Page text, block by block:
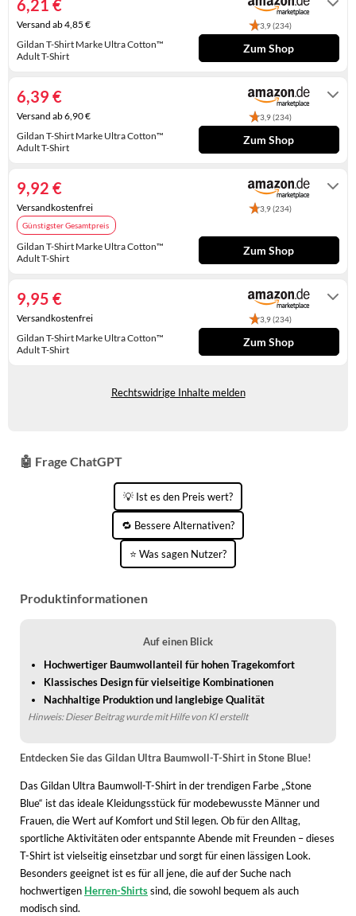
KINDERSCHUHE
LAUFSCHUHE
PUMPS
SCHUHZUBEHÖR
SNEAKERS
STIEFELETTEN
TREKKINGSANDALEN
STRANDTASCHEN
TASCHEN-ZUBEHÖR
Gildan T-Shirt Marke Ultra Cotton™
Adult T-Shirt
3,9 (234)
6,21 €
Versand ab 4,85 €
Zum Shop
Gildan T-Shirt Marke Ultra Cotton™
Adult T-Shirt
3,9 (234)
6,39 €
Versand ab 6,90 €
Zum Shop
Gildan T-Shirt Marke Ultra Cotton™
Adult T-Shirt
3,9 (234)
Günstigster Gesamtpreis
9,92 €
Versandkostenfrei
Zum Shop
Gildan T-Shirt Marke Ultra Cotton™
Adult T-Shirt
3,9 (234)
9,95 €
Versandkostenfrei
Zum Shop
Rechtswidrige Inhalte melden
🤖 Frage ChatGPT
💡 Ist es den Preis wert?
🔁 Bessere Alternativen?
⭐ Was sagen Nutzer?
Produktinformationen
Auf einen Blick
Hochwertiger Baumwollanteil für hohen Tragekomfort
Klassisches Design für vielseitige Kombinationen
Nachhaltige Produktion und langlebige Qualität
Hinweis: Dieser Beitrag wurde mit Hilfe von KI erstellt
Entdecken Sie das Gildan Ultra Baumwoll-T-Shirt in Stone Blue!
Das Gildan Ultra Baumwoll-T-Shirt in der trendigen Farbe „Stone
Blue“ ist das ideale Kleidungsstück für modebewusste Männer und
Frauen, die Wert auf Komfort und Stil legen. Ob für den Alltag,
sportliche Aktivitäten oder entspannte Abende mit Freunden – dieses
T-Shirt ist vielseitig einsetzbar und sorgt für einen lässigen Look.
Besonders geeignet ist es für all jene, die auf der Suche nach
hochwertigen Herren-Shirtssind, die sowohl bequem als auch
modisch sind.